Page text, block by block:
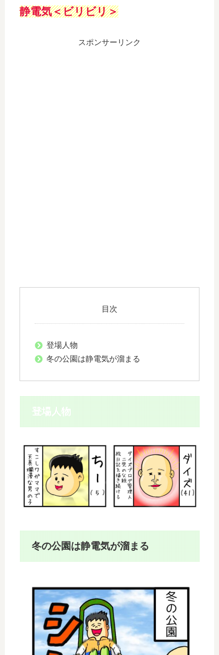
静電気＜ビリビリ＞
スポンサーリンク
目次
登場人物
冬の公園は静電気が溜まる
登場人物
冬の公園は静電気が溜まる